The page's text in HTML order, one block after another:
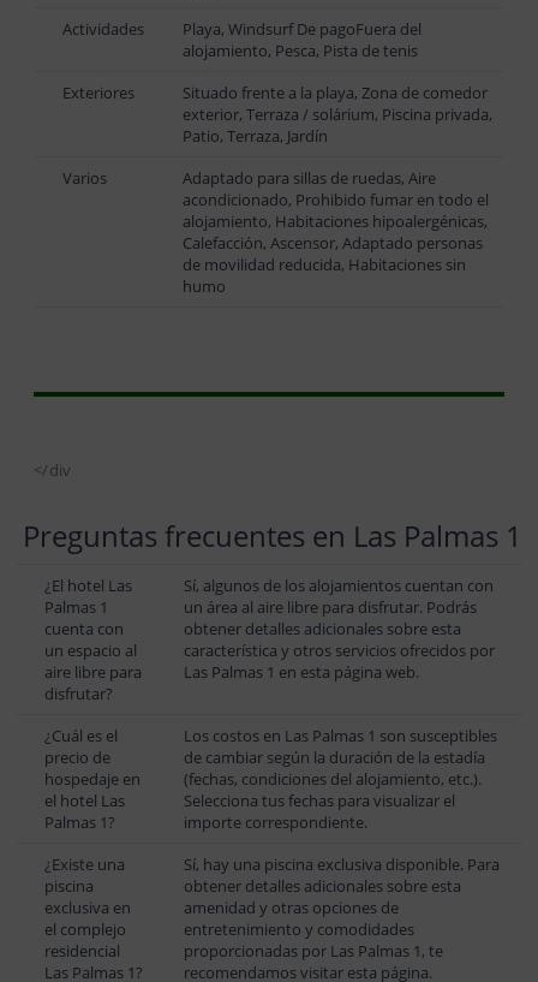
Actividades
Playa, Windsurf De pagoFuera del
alojamiento, Pesca, Pista de tenis
Exteriores
Situado frente a la playa, Zona de comedor
exterior, Terraza / solárium, Piscina privada,
Patio, Terraza, Jardín
Varios
Adaptado para sillas de ruedas, Aire
acondicionado, Prohibido fumar en todo el
alojamiento, Habitaciones hipoalergénicas,
Calefacción, Ascensor, Adaptado personas
de movilidad reducida, Habitaciones sin
humo
</div
Preguntas frecuentes en Las Palmas 1
¿El hotel Las
Palmas 1
cuenta con
un espacio al
aire libre para
disfrutar?
Sí, algunos de los alojamientos cuentan con
un área al aire libre para disfrutar. Podrás
obtener detalles adicionales sobre esta
característica y otros servicios ofrecidos por
Las Palmas 1 en esta página web.
¿Cuál es el
precio de
hospedaje en
el hotel Las
Palmas 1?
Los costos en Las Palmas 1 son susceptibles
de cambiar según la duración de la estadía
(fechas, condiciones del alojamiento, etc.).
Selecciona tus fechas para visualizar el
importe correspondiente.
¿Existe una
piscina
exclusiva en
el complejo
residencial
Las Palmas 1?
Sí, hay una piscina exclusiva disponible. Para
obtener detalles adicionales sobre esta
amenidad y otras opciones de
entretenimiento y comodidades
proporcionadas por Las Palmas 1, te
recomendamos visitar esta página.